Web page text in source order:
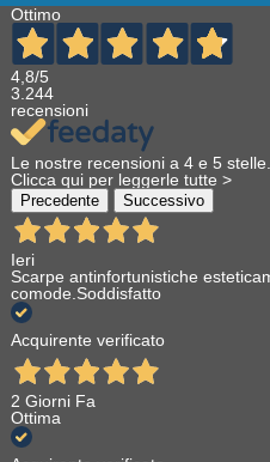
Ottimo
4,8/5
3.244
recensioni
Le nostre recensioni a 4 e 5 stelle.
Clicca qui per leggerle tutte >
Precedente Successivo
Ieri
Scarpe antinfortunistiche
comode.Soddisfatto
Acquirente verificato
2 Giorni Fa
Ottima